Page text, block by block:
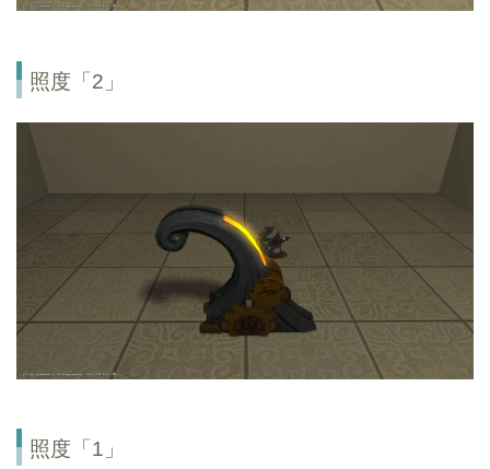
照度「2」
照度「1」